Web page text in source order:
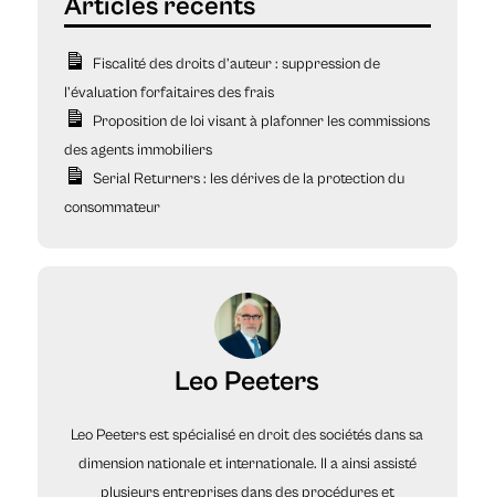
Fiscalité des droits d’auteur : suppression de
l’évaluation forfaitaires des frais
Proposition de loi visant à plafonner les commissions
des agents immobiliers
Serial Returners : les dérives de la protection du
consommateur
Leo Peeters
Leo Peeters est spécialisé en droit des sociétés dans sa
dimension nationale et internationale. Il a ainsi assisté
plusieurs entreprises dans des procédures et